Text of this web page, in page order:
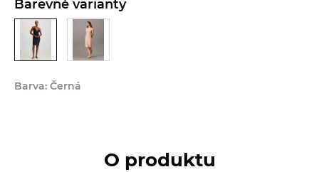
Barevné varianty
Barva: Černá
O produktu